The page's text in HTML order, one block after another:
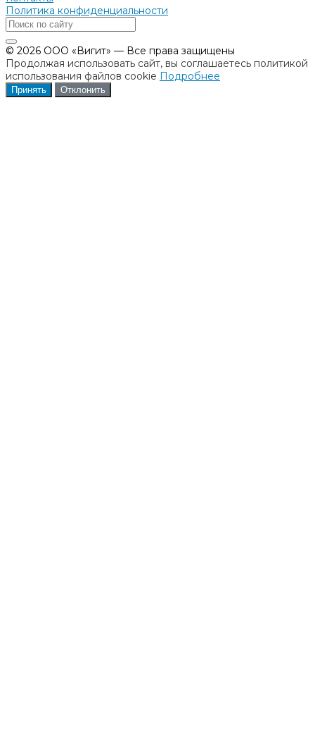
Политика конфиденциальности
© 2026 ООО «Вигит» — Все права защищены
Продолжая использовать сайт, вы соглашаетесь политикой
использования файлов cookie Подробнее
Принять Отклонить